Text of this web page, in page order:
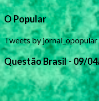
O Popular
Tweets by jornal_opopular
Questão Brasil - 09/